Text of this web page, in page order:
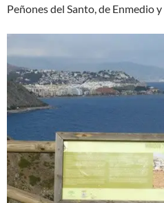
Peñones del Santo, de Enmedio